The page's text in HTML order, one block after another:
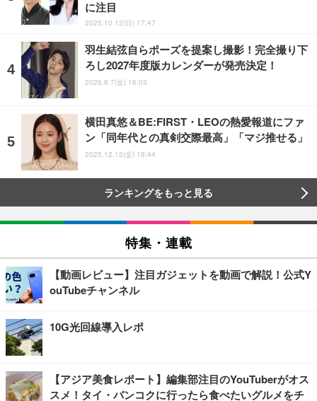
に注目
2025.10.12(日) 17:47
羽生結弦自らポーズを提案し撮影！完全撮り下
ろし2027年度版カレンダーが発売決定！
2026.8.7(金) 16:03
横田真悠＆BE:FIRST・LEOの熱愛報道にファ
ン「同年代との真剣交際最高」「マジ推せる」
2025.12.12(金) 18:44
ランキングをもっと見る
特集・連載
【動画レビュー】注目ガジェットを動画で解説！公式Y
ouTubeチャンネル
10G光回線導入レポ
【アジア美食レポート】編集部注目のYouTuberがオス
スメ！タイ・バンコクに行ったら食べたいグルメをチ